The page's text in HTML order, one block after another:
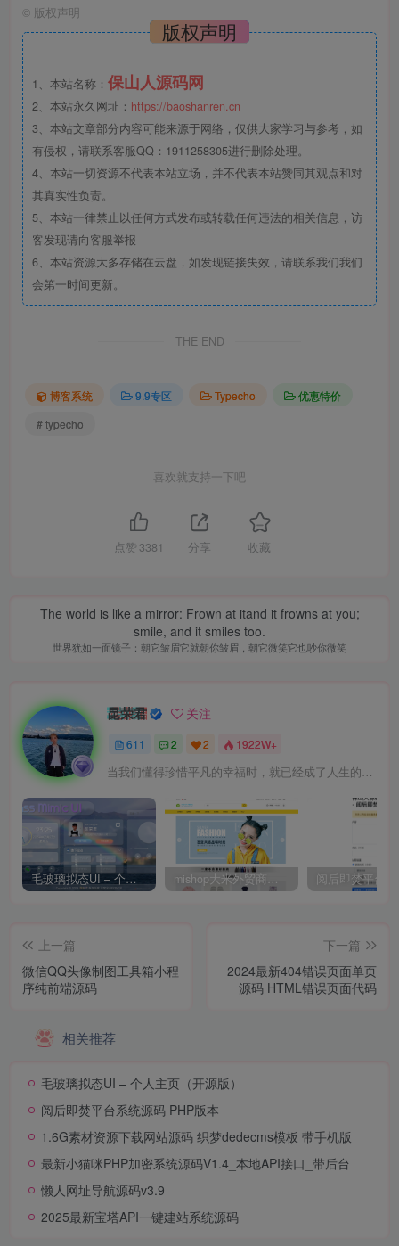
© 版权声明
版权声明
1、本站名称： 保山人源码网
2、本站永久网址： https://baoshanren.cn
3、本站文章部分内容可能来源于网络，仅供大家学习与参考，如
有侵权，请联系客服QQ：1911258305进行删除处理。
4、本站一切资源不代表本站立场，并不代表本站赞同其观点和对
其真实性负责。
5、本站一律禁止以任何方式发布或转载任何违法的相关信息，访
客发现请向客服举报
6、本站资源大多存储在云盘，如发现链接失效，请联系我们我们
会第一时间更新。
THE END
博客系统 9.9专区 Typecho
优惠特价
# typecho
喜欢就支持一下吧
点赞 3381 分享 收藏
The world is like a mirror: Frown at itand it frowns at you;
smile, and it smiles too.
世界犹如一面镜子：朝它皱眉它就朝你皱眉，朝它微笑它也吵你微笑
昆荣君 关注
611 2 2 1922W+
毛玻璃拟态UI – 个人主页（开源版）
上一篇
微信QQ头像制图工具箱小程
序纯前端源码
下一篇
2024最新404错误页面单页
源码 HTML错误页面代码
相关推荐
毛玻璃拟态UI – 个人主页（开源版）
阅后即焚平台系统源码 PHP版本
1.6G素材资源下载网站源码 织梦dedecms模板 带手机版
最新小猫咪PHP加密系统源码V1.4_本地API接口_带后台
懒人网址导航源码v3.9
2025最新宝塔API一键建站系统源码